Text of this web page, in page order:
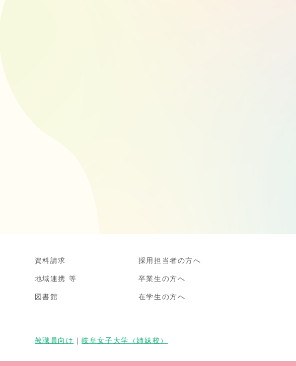
資料請求
地域連携 等
図書館
採用担当者の方へ
卒業生の方へ
在学生の方へ
教職員向け ｜岐阜女子大学（姉妹校）